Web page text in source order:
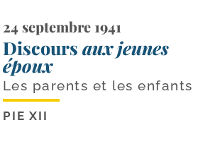
24 septembre 1941
Discours aux jeunes
époux
Les parents et les enfants
PIE XII